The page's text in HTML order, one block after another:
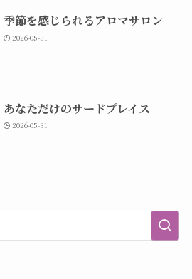
季節を感じられるアロマサロン
2026-05-31
あなただけのサードプレイス
2026-05-31